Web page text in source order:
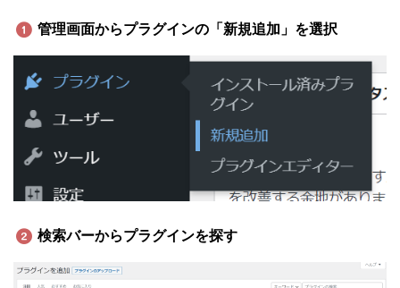
管理画面からプラグインの「新規追加」を選択
検索バーからプラグインを探す